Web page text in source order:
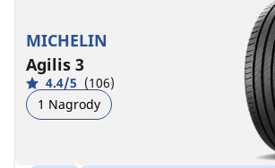
MICHELIN
Agilis 3
4.4/5 (106)
1 Nagrody